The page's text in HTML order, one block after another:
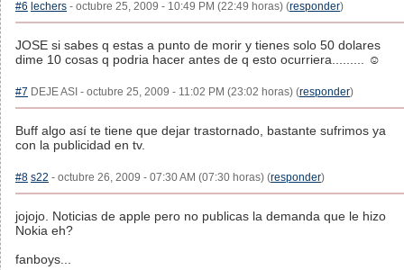
#6 lechers - octubre 25, 2009 - 10:49 PM (22:49 horas) (responder)
JOSE si sabes q estas a punto de morir y tienes solo 50 dolares
dime 10 cosas q podria hacer antes de q esto ocurriera......... ☺
#7 DEJE ASI - octubre 25, 2009 - 11:02 PM (23:02 horas) (responder)
Buff algo así te tiene que dejar trastornado, bastante sufrimos ya
con la publicidad en tv.
#8 s22 - octubre 26, 2009 - 07:30 AM (07:30 horas) (responder)
jojojo. Noticias de apple pero no publicas la demanda que le hizo
Nokia eh?
fanboys...